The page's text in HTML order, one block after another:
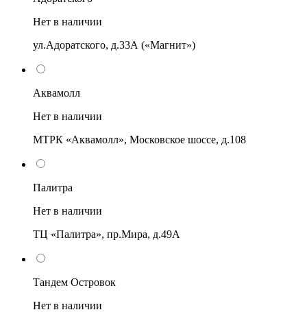
Нет в наличии
ул.Адоратского, д.33А («Магнит»)
Аквамолл
Нет в наличии
МТРК «Аквамолл», Московское шоссе, д.108
Палитра
Нет в наличии
ТЦ «Палитра», пр.Мира, д.49А
Тандем Островок
Нет в наличии